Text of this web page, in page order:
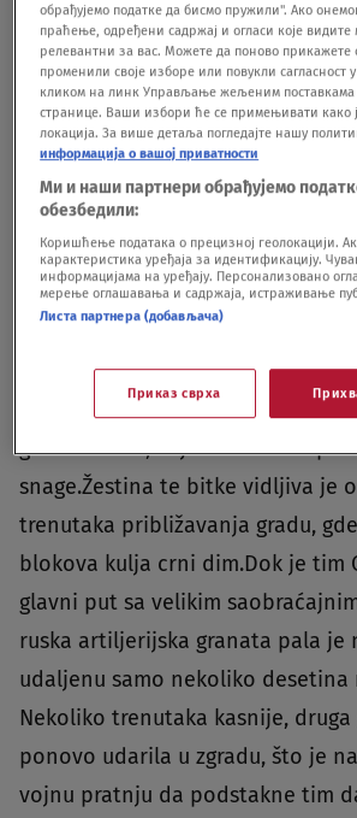
Foto:EPA-EFE/HANNIBAL HANSCHKE |
Ovo je poligon za testiranje
21. veka. Vojnici koriste jeftine,
dostupne dronove i potrošačke
ćaskanje, kako bi identifikovali i
ciljanje oružja koje je u mnogim
više decenija.Njihova najžešća
grad Bahmut, koji mesecima
snage.Žestina te bitke vidljiva je
trenutaka približavanja gradu,
blokova kulja crni dim.Dok je tim
glavni put sa velikim
ruska artiljerijska granata pala je
udaljenu samo nekoliko desetina
Nekoliko trenutaka kasnije,
ponovo udarila u zgradu, što je
vojnu pratnju da podstakne tim
обрађујемо податке да бисмо пружили". Ако
праћење, одређени садржај и огласи које
релевантни за вас. Можете да поново прикажете
променили своје изборе или повукли сагласност
кликом на линк Управљање жељеним поставкама
странице. Ваши избори ће се примењивати како
локација. За више детаља погледајте нашу
информација о вашој приватности
Ми и наши партнери обрађујемо
обезбедили:
Коришћење података о прецизној геолокацији.
карактеристика уређаја за идентификацију.
информацијама на уређају. Персонализовано
мерење оглашавања и садржаја, истраживање
Листа партнера (добављача)
Приказ сврха